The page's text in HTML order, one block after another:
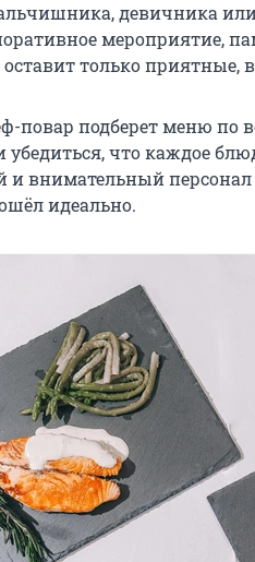
девичника
мероприятие,
только приятные,
повар подберет меню по
убедиться, что каждое
внимательный персонал
идеально.